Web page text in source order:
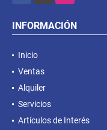
INFORMACIÓN
Inicio
Ventas
Alquiler
Servicios
Artículos de Interés